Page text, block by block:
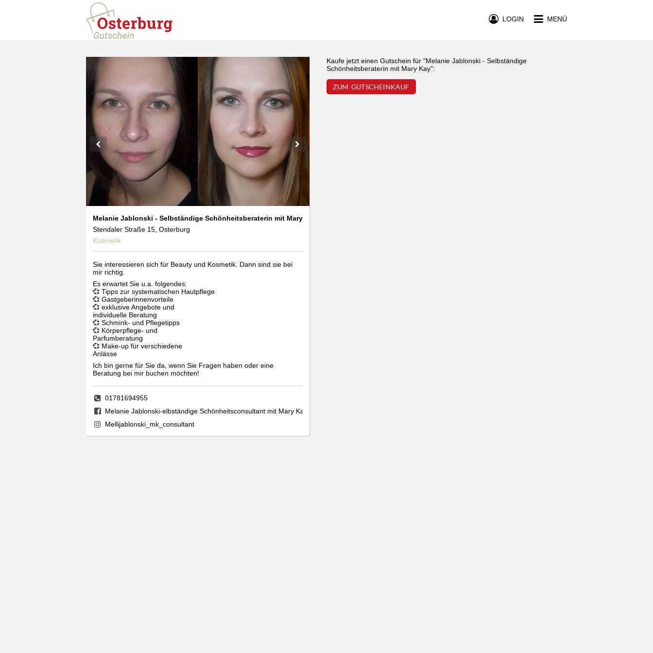
MENÜ
LOGIN
Melanie Jablonski - Selbständige Schönheitsberaterin mit Mary Kay
Stendaler Straße 15, Osterburg
Kosmetik
Sie interessieren sich für Beauty und Kosmetik. Dann sind sie bei
mir richtig.
Es erwartet Sie u.a. folgendes:
💞 Tipps zur systematischen Hautpflege
💞 Gastgeberinnenvorteile
💞 exklusive Angebote und
individuelle Beratung
💞 Schmink- und Pflegetipps
💞 Körperpflege- und
Parfumberatung
💞 Make-up für verschiedene
Anlässe
Ich bin gerne für Sie da, wenn Sie Fragen haben oder eine
Beratung bei mir buchen möchten!
01781694955
Melanie Jablonski-elbständige Schönheitsconsultant mit Mary Kay
Mellijablonski_mk_consultant
Kaufe jetzt einen Gutschein für "Melanie Jablonski - Selbständige
Schönheitsberaterin mit Mary Kay":
ZUM GUTSCHEINKAUF
We use cookies and other technologies on our website. Some of these are
essential, while others help us to improve this website and your
experience. Personal data can be processed (e.g. IP addresses), e.g. B. for
personalized ads and content or ad and content measurement. You can
Settings.
Only essential